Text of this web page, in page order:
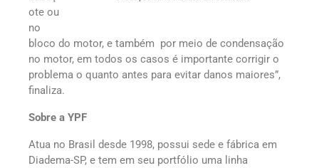
ote ou
no
bloco do motor, e também por meio de condensação
no motor, em todos os casos é importante corrigir o
problema o quanto antes para evitar danos maiores”,
finaliza.
Sobre a YPF
Atua no Brasil desde 1998, possui sede e fábrica em
Diadema-SP, e tem em seu portfólio uma linha